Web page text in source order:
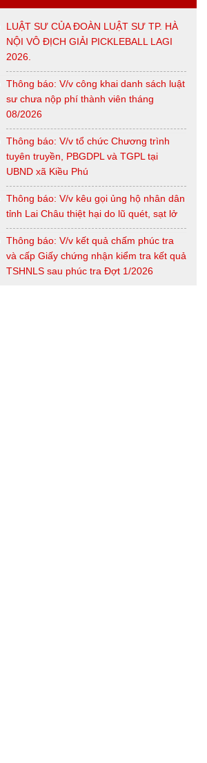
LUẬT SƯ CỦA ĐOÀN LUẬT SƯ TP. HÀ
NỘI VÔ ĐỊCH GIẢI PICKLEBALL LAGI
2026.
Thông báo: V/v công khai danh sách luật
sư chưa nộp phí thành viên tháng
08/2026
Thông báo: V/v tổ chức Chương trình
tuyên truyền, PBGDPL và TGPL tại
UBND xã Kiều Phú
Thông báo: V/v kêu gọi ủng hộ nhân dân
tỉnh Lai Châu thiệt hại do lũ quét, sạt lở
Thông báo: V/v kết quả chấm phúc tra
và cấp Giấy chứng nhận kiểm tra kết quả
TSHNLS sau phúc tra Đợt 1/2026